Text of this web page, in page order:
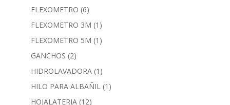
FLEXOMETRO (6)
FLEXOMETRO 3M (1)
FLEXOMETRO 5M (1)
GANCHOS (2)
HIDROLAVADORA (1)
HILO PARA ALBAÑIL (1)
HOJALATERIA (12)